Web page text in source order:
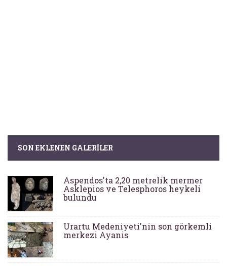
SON EKLENEN GALERILER
Aspendos'ta 2,20 metrelik mermer
Asklepios ve Telesphoros heykeli
bulundu
Urartu Medeniyeti'nin son görkemli
merkezi Ayanis